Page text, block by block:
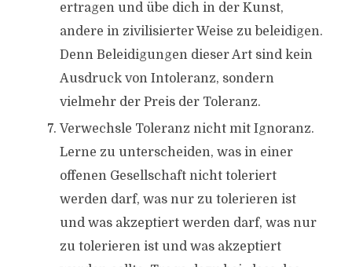
ertragen und übe dich in der Kunst,
andere in zivilisierter Weise zu beleidigen.
Denn Beleidigungen dieser Art sind kein
Ausdruck von Intoleranz, sondern
vielmehr der Preis der Toleranz.
Verwechsle Toleranz nicht mit Ignoranz.
Lerne zu unterscheiden, was in einer
offenen Gesellschaft nicht toleriert
werden darf, was nur zu tolerieren ist
und was akzeptiert werden darf, was nur
zu tolerieren ist und was akzeptiert